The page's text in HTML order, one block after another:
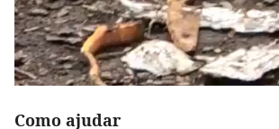
Como ajudar